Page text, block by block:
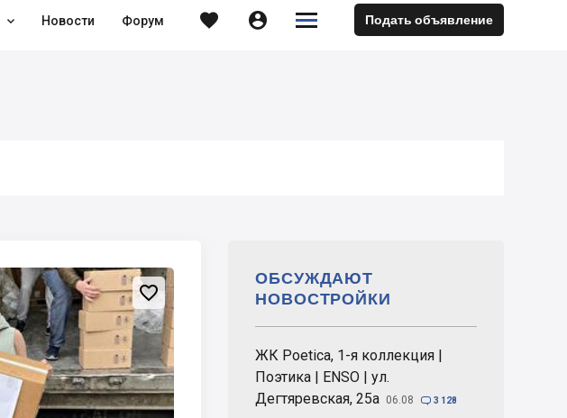
 Новости Форум   

 Подать объявление

ЖК Poetica, 1-я коллекция |
Поэтика | ENSO | ул.
Дегтяревская, 25а 06.08  3 128
ОБСУЖДАЮТ
НОВОСТРОЙКИ